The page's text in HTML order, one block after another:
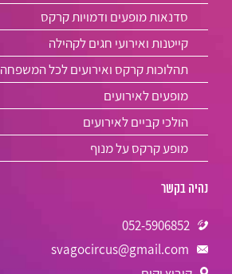
סדנאות מופעים ודמויות קרקס
קייטנות ואירועי חגים לקהילה
תהלוכות קרקס ואירועים לכל המשפחה
מופעים לאירועים
הולכי קביים לאירועים
מופע קרקס על מנוף
נהיה בקשר
052-5906852
svagocircus@gmail.com